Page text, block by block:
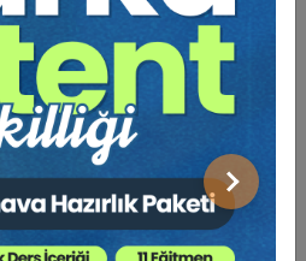
Sonraki